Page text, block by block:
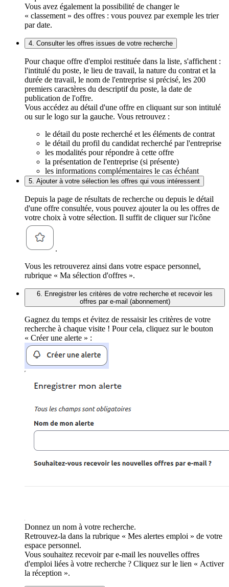
Vous avez également la possibilité de changer le
« classement » des offres : vous pouvez par exemple les trier
par date.
4. Consulter les offres issues de votre recherche
Pour chaque offre d'emploi restituée dans la liste, s'affichent :
l'intitulé du poste, le lieu de travail, la nature du contrat et la
durée de travail, le nom de l'entreprise si précisé, les 200
premiers caractères du descriptif du poste, la date de
publication de l'offre.
Vous accédez au détail d'une offre en cliquant sur son intitulé
ou sur le logo sur la gauche. Vous retrouvez :
le détail du poste recherché et les éléments de contrat
le détail du profil du candidat recherché par l'entreprise
les modalités pour répondre à cette offre
la présentation de l'entreprise (si présente)
les informations complémentaires le cas échéant
5. Ajouter à votre sélection les offres qui vous intéressent
Depuis la page de résultats de recherche ou depuis le détail
d'une offre consultée, vous pouvez ajouter la ou les offres de
votre choix à votre sélection. Il suffit de cliquer sur l'icône
.
Vous les retrouverez ainsi dans votre espace personnel,
rubrique « Ma sélection d'offres ».
6. Enregistrer les critères de votre recherche et recevoir les
offres par e-mail (abonnement)
Gagnez du temps et évitez de ressaisir les critères de votre
recherche à chaque visite ! Pour cela, cliquez sur le bouton
« Créer une alerte » :
Donnez un nom à votre recherche.
Retrouvez-la dans la rubrique « Mes alertes emploi » de votre
espace personnel.
Vous souhaitez recevoir par e-mail les nouvelles offres
d'emploi liées à votre recherche ? Cliquez sur le lien « Activer
la réception ».